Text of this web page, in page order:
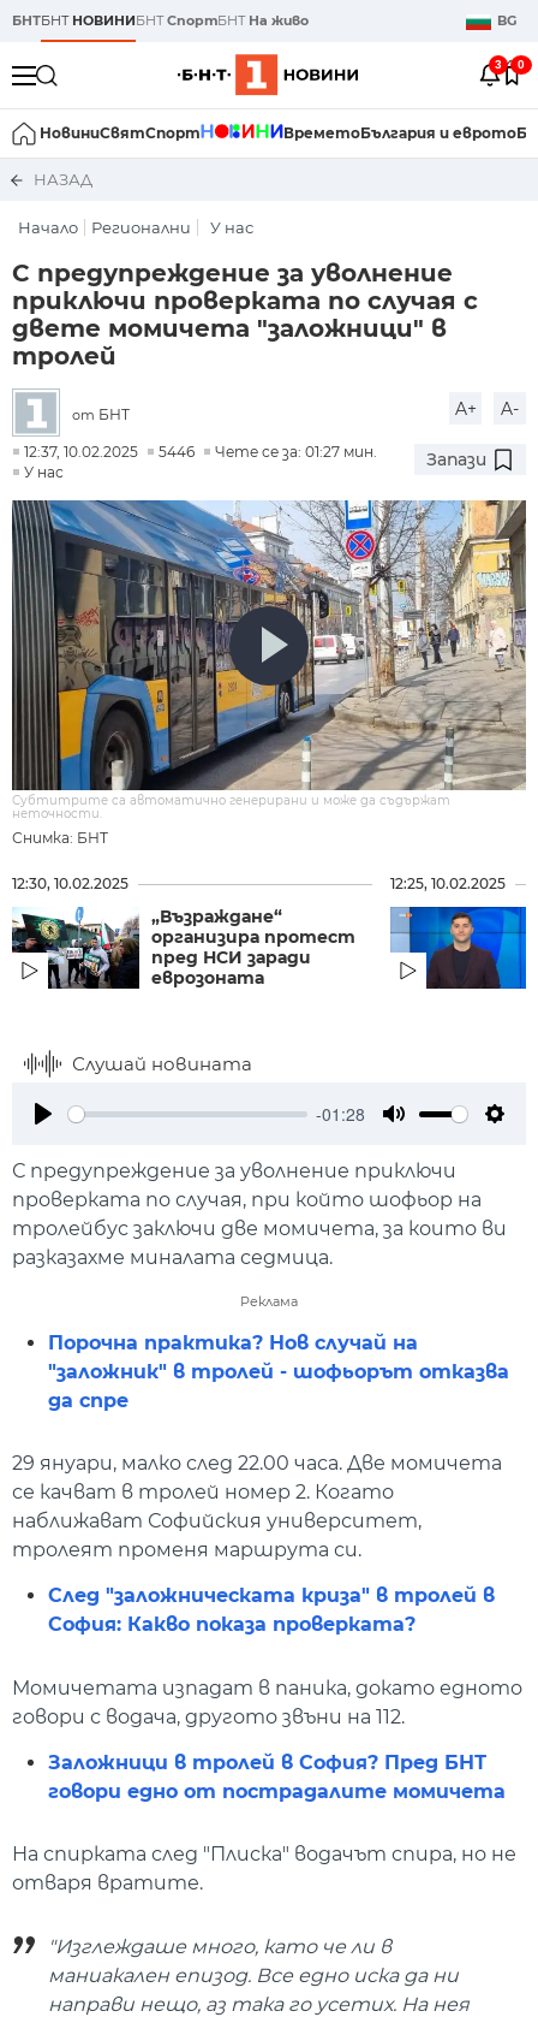
БНТБНТ НОВИНИБНТСпортБНТ На живо BG
3 0
НовиниСвятСпорт ВреметоБългария и еврото
НАЗАД
Начало Регионални У нас
С предупреждение за уволнение
приключи проверката по случая с
двете момичета "заложници" в
тролей
от БНТ A+ A-
12:37, 10.02.2025 5446
Чете се за: 01:27 мин.
У нас
Запази
Снимка: БНТ
Субтитрите са автоматично генерирани и може да съдържат
неточности.
12:30, 10.02.2025
„Възраждане“
организира протест
пред НСИ заради
еврозоната
12:25, 10.02.2025
Слушай новината
-01:28
С предупреждение за уволнение приключи
проверката по случая, при който шофьор на
тролейбус заключи две момичета, за които ви
разказахме миналата седмица.
Реклама
Порочна практика? Нов случай на
"заложник" в тролей - шофьорът отказва
да спре
29 януари, малко след 22.00 часа. Две момичета
се качват в тролей номер 2. Когато
наближават Софийския университет,
тролеят променя маршрута си.
След "заложническата криза" в тролей в
София: Какво показа проверката?
Момичетата изпадат в паника, докато едното
говори с водача, другото звъни на 112.
Заложници в тролей в София? Пред БНТ
говори едно от пострадалите момичета
На спирката след "Плиска" водачът спира, но не
отваря вратите.
"Изглеждаше много, като че ли в
маниакален епизод. Все едно иска да ни
направи нещо, аз така го усетих. На нея